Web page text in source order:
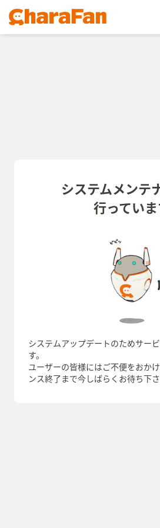
システムメンテ
行ってい
システムアップデートのためサー
す。
ユーザーの皆様にはご不便をおか
ンス終了まで今しばらくお待ち下さ